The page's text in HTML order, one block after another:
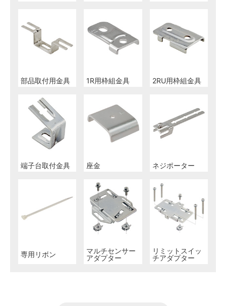
部品取付用金具 1R用枠組金具 2RU用枠組金具
端子台取付金具 座金 ネジポーター
専用リボン
マルチセンサー
アダプター
リミットスイッ
チアダプター